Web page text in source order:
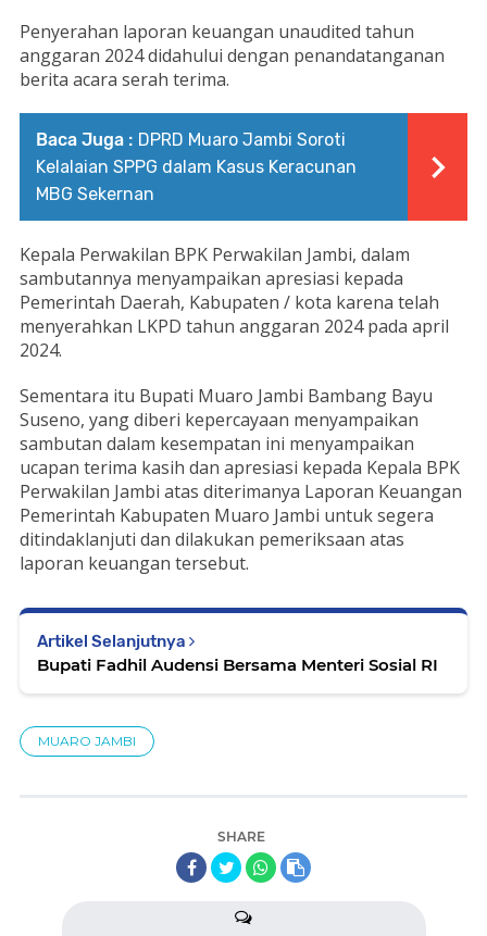
Penyerahan laporan keuangan unaudited tahun
anggaran 2024 didahului dengan penandatanganan
berita acara serah terima.
Baca Juga : DPRD Muaro Jambi Soroti
Kelalaian SPPG dalam Kasus Keracunan
MBG Sekernan
Kepala Perwakilan BPK Perwakilan Jambi, dalam
sambutannya menyampaikan apresiasi kepada
Pemerintah Daerah, Kabupaten / kota karena telah
menyerahkan LKPD tahun anggaran 2024 pada april
2024.
Sementara itu Bupati Muaro Jambi Bambang Bayu
Suseno, yang diberi kepercayaan menyampaikan
sambutan dalam kesempatan ini menyampaikan
ucapan terima kasih dan apresiasi kepada Kepala BPK
Perwakilan Jambi atas diterimanya Laporan Keuangan
Pemerintah Kabupaten Muaro Jambi untuk segera
ditindaklanjuti dan dilakukan pemeriksaan atas
laporan keuangan tersebut.
Artikel Selanjutnya
Bupati Fadhil Audensi Bersama Menteri Sosial RI
MUARO JAMBI
SHARE